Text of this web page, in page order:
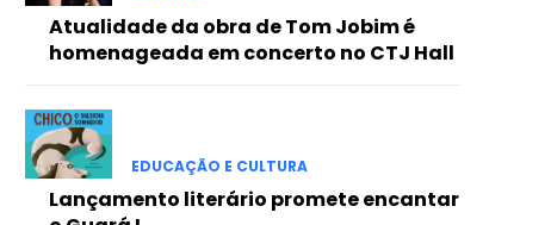
Atualidade da obra de Tom Jobim é
homenageada em concerto no CTJ Hall
EDUCAÇÃO E CULTURA
Lançamento literário promete encantar